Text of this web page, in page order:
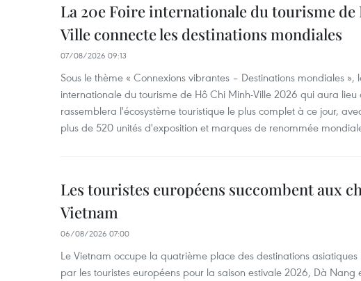
La 20e Foire internationale du tourisme
Ville connecte les destinations mondiales
07/08/2026 09:13
Sous le thème « Connexions vibrantes – Destinations mondiales »,
internationale du tourisme de Hô Chi Minh-Ville 2026 qui aura
rassemblera l'écosystème touristique le plus complet à ce jour,
plus de 520 unités d'exposition et marques de renommée
Les touristes européens succombent aux
Vietnam
06/08/2026 07:00
Le Vietnam occupe la quatrième place des destinations asiatiques
par les touristes européens pour la saison estivale 2026, Dà Nang